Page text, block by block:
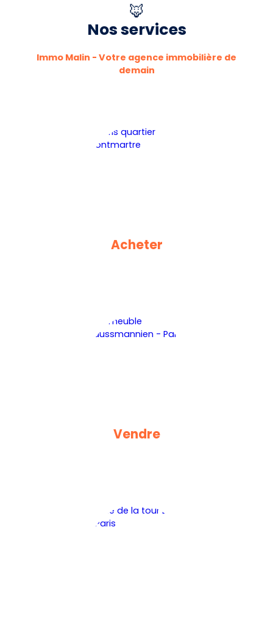
🦊
Nos services
Immo Malin - Votre agence immobilière de
demain
Acheter
Vendre